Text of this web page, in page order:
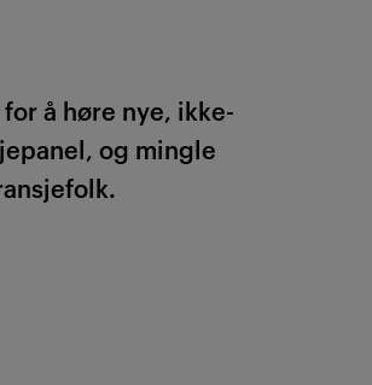
å høre nye, ikke-
og mingle